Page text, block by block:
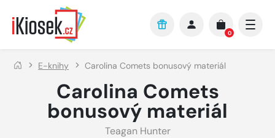
Přejít na hlavní obsah
0
E-knihy Carolina Comets bonusový materiál
Carolina Comets
bonusový materiál
Teagan Hunter